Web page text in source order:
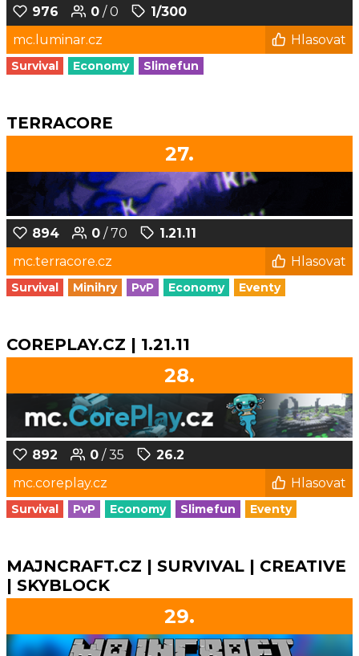
976 0 / 0
1/300
mc.luminar.cz
Hlasovat
Survival Economy Slimefun
TERRACORE
27.
894 0 / 70
1.21.11
mc.terracore.cz
Hlasovat
Survival Minihry PvP Economy Eventy
COREPLAY.CZ | 1.21.11
28.
892 0 / 35
26.2
mc.coreplay.cz
Hlasovat
Survival PvP Economy Slimefun Eventy
MAJNCRAFT.CZ | SURVIVAL | CREATIVE
| SKYBLOCK
29.